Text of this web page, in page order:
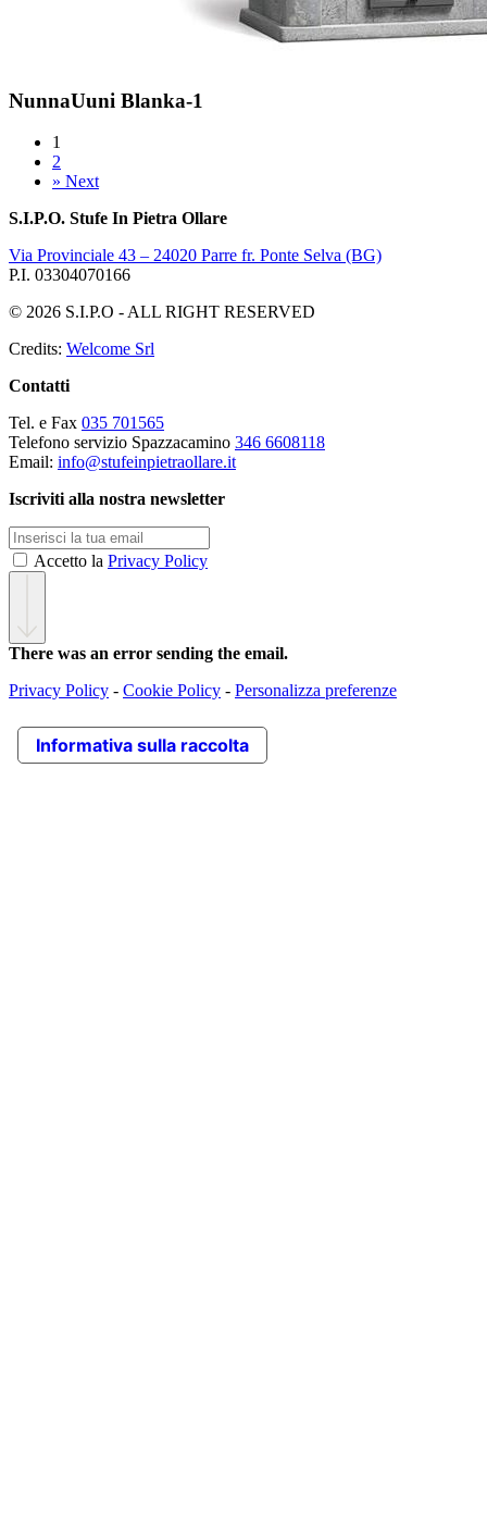
NunnaUuni Blanka-1
1
2
» Next
S.I.P.O. Stufe In Pietra Ollare
Via Provinciale 43 – 24020 Parre fr. Ponte Selva (BG)
P.I. 03304070166
© 2026 S.I.P.O - ALL RIGHT RESERVED
Credits: Welcome Srl
Contatti
Tel. e Fax 035 701565
Telefono servizio Spazzacamino 346 6608118
Email: info@stufeinpietraollare.it
Iscriviti alla nostra newsletter
Accetto la Privacy Policy
There was an error sending the email.
Privacy Policy - Cookie Policy - Personalizza preferenze
Informativa sulla raccolta